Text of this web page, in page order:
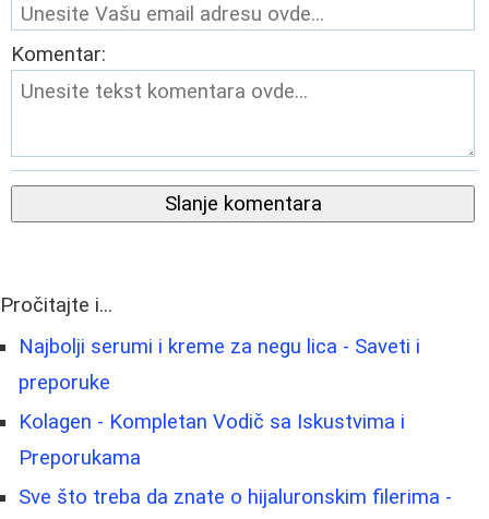
Komentar:
Slanje komentara
Pročitajte i...
Najbolji serumi i kreme za negu lica - Saveti i
preporuke
Kolagen - Kompletan Vodič sa Iskustvima i
Preporukama
Sve što treba da znate o hijaluronskim filerima -